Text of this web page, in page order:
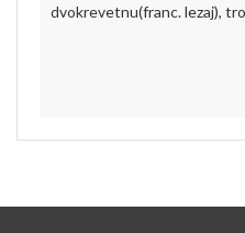
dvokrevetnu(franc. lezaj),